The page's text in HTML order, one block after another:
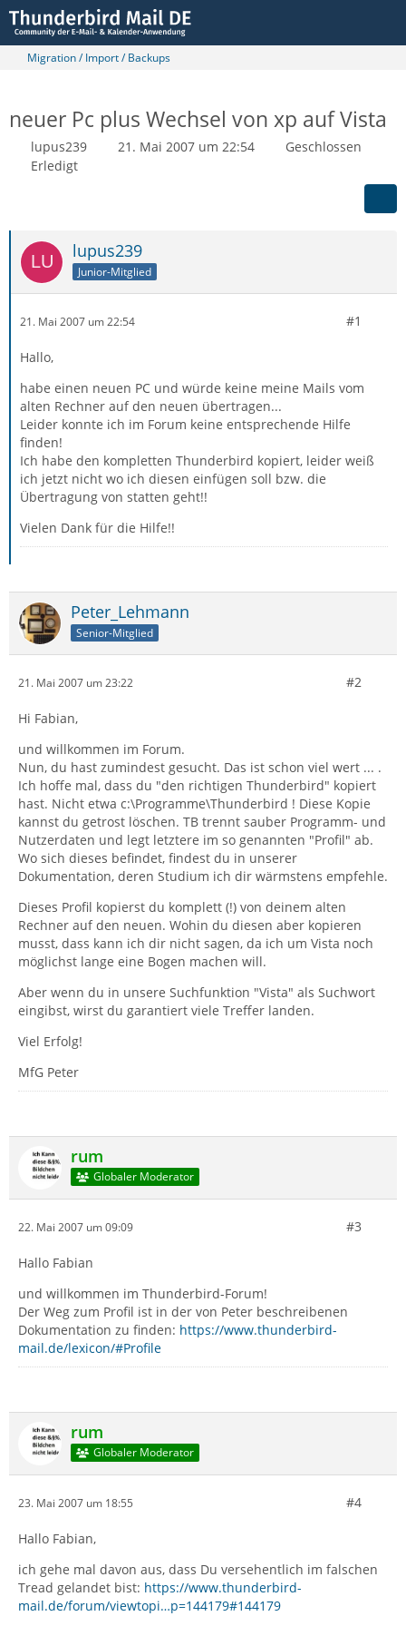
Migration / Import / Backups
neuer Pc plus Wechsel von xp auf Vista
lupus239 21. Mai 2007 um 22:54
Geschlossen
Erledigt
lupus239
Junior-Mitglied
21. Mai 2007 um 22:54 #1
Hallo,
habe einen neuen PC und würde keine meine Mails vom
alten Rechner auf den neuen übertragen...
Leider konnte ich im Forum keine entsprechende Hilfe
finden!
Ich habe den kompletten Thunderbird kopiert, leider weiß
ich jetzt nicht wo ich diesen einfügen soll bzw. die
Übertragung von statten geht!!
Vielen Dank für die Hilfe!!
Peter_Lehmann
Senior-Mitglied
21. Mai 2007 um 23:22 #2
Hi Fabian,
und willkommen im Forum.
Nun, du hast zumindest gesucht. Das ist schon viel wert ... .
Ich hoffe mal, dass du "den richtigen Thunderbird" kopiert
hast. Nicht etwa c:\Programme\Thunderbird ! Diese Kopie
kannst du getrost löschen. TB trennt sauber Programm- und
Nutzerdaten und legt letztere im so genannten "Profil" ab.
Wo sich dieses befindet, findest du in unserer
Dokumentation, deren Studium ich dir wärmstens empfehle.
Dieses Profil kopierst du komplett (!) von deinem alten
Rechner auf den neuen. Wohin du diesen aber kopieren
musst, dass kann ich dir nicht sagen, da ich um Vista noch
möglichst lange eine Bogen machen will.
Aber wenn du in unsere Suchfunktion "Vista" als Suchwort
eingibst, wirst du garantiert viele Treffer landen.
Viel Erfolg!
MfG Peter
rum
Globaler Moderator
22. Mai 2007 um 09:09 #3
Hallo Fabian
und willkommen im Thunderbird-Forum!
Der Weg zum Profil ist in der von Peter beschreibenen
Dokumentation zu finden: https://www.thunderbird-
mail.de/lexicon/#Profile
rum
Globaler Moderator
23. Mai 2007 um 18:55 #4
Hallo Fabian,
ich gehe mal davon aus, dass Du versehentlich im falschen
Tread gelandet bist: https://www.thunderbird-
mail.de/forum/viewtopi…p=144179#144179